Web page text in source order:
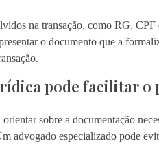
na transação, como RG,
o documento que a
pode facilitar o
sobre a documentação
advogado especializado pode